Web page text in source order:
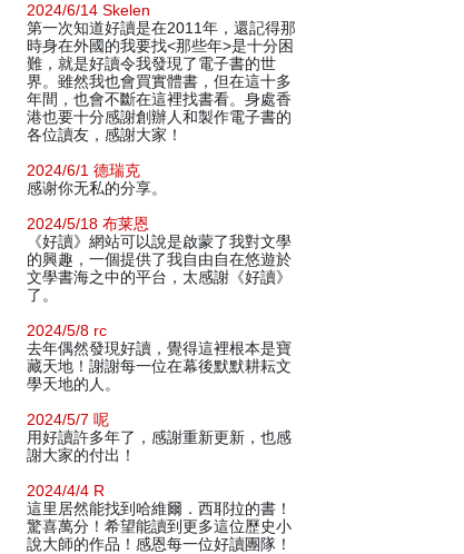
2024/6/14 Skelen
第一次知道好讀是在2011年，還記得那
時身在外國的我要找<那些年>是十分困
難，就是好讀令我發現了電子書的世
界。雖然我也會買實體書，但在這十多
年間，也會不斷在這裡找書看。身處香
港也要十分感謝創辦人和製作電子書的
各位讀友，感謝大家！
2024/6/1 德瑞克
感谢你无私的分享。
2024/5/18 布莱恩
《好讀》網站可以說是啟蒙了我對文學
的興趣，一個提供了我自由自在悠遊於
文學書海之中的平台，太感謝《好讀》
了。
2024/5/8 rc
去年偶然發現好讀，覺得這裡根本是寶
藏天地！謝謝每一位在幕後默默耕耘文
學天地的人。
2024/5/7 呢
用好讀許多年了，感謝重新更新，也感
謝大家的付出！
2024/4/4 R
這里居然能找到哈維爾．西耶拉的書！
驚喜萬分！希望能讀到更多這位歷史小
說大師的作品！感恩每一位好讀團隊！